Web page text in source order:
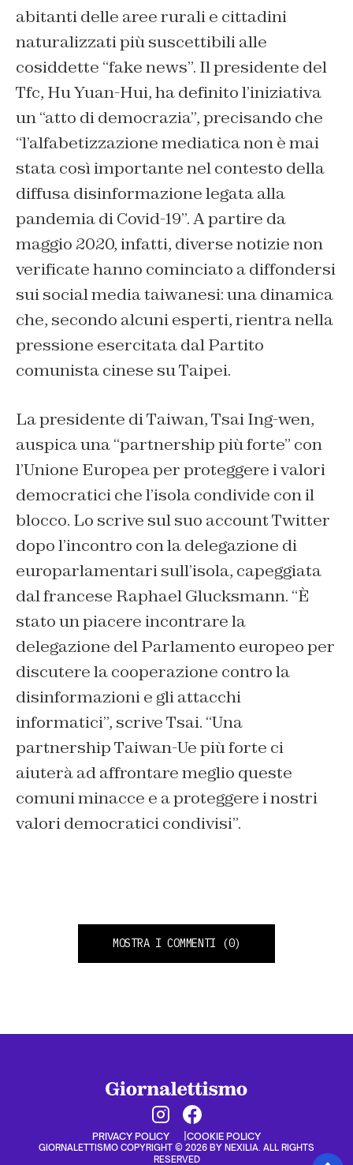
abitanti delle aree rurali e cittadini
naturalizzati più suscettibili alle
cosiddette “fake news”. Il presidente del
Tfc, Hu Yuan-Hui, ha definito l’iniziativa
un “atto di democrazia”, precisando che
“l’alfabetizzazione mediatica non è mai
stata così importante nel contesto della
diffusa disinformazione legata alla
pandemia di Covid-19”. A partire da
maggio 2020, infatti, diverse notizie non
verificate hanno cominciato a diffondersi
sui social media taiwanesi: una dinamica
che, secondo alcuni esperti, rientra nella
pressione esercitata dal Partito
comunista cinese su Taipei.
La presidente di Taiwan, Tsai Ing-wen,
auspica una “partnership più forte” con
l’Unione Europea per proteggere i valori
democratici che l’isola condivide con il
blocco. Lo scrive sul suo account Twitter
dopo l’incontro con la delegazione di
europarlamentari sull’isola, capeggiata
dal francese Raphael Glucksmann. “È
stato un piacere incontrare la
delegazione del Parlamento europeo per
discutere la cooperazione contro la
disinformazioni e gli attacchi
informatici”, scrive Tsai. “Una
partnership Taiwan-Ue più forte ci
aiuterà ad affrontare meglio queste
comuni minacce e a proteggere i nostri
valori democratici condivisi”.
MOSTRA I COMMENTI (0)
PRIVACY POLICY COOKIE POLICY
GIORNALETTISMO COPYRIGHT © 2026 BY NEXILIA. ALL RIGHTS
RESERVED